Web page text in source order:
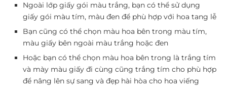
Ngoài lớp giấy gói màu trắng, bạn có thể sử dụng
giấy gói màu tím, màu đen để phù hợp với hoa tang lễ
Bạn cũng có thể chọn màu hoa bên trong màu tím,
màu giấy bên ngoài màu trắng hoặc đen
Hoặc bạn có thể chọn màu hoa bên trong là trắng tím
và mày màu giấy đi cùng cũng trắng tím cho phù hợp
để nâng lên sự sang và đẹp hài hòa cho hoa viếng